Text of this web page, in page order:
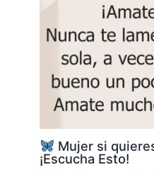
Mujer si
¡Escucha Esto!